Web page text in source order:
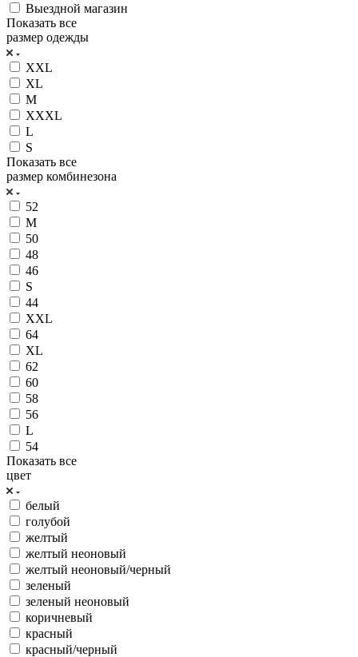
Выездной магазин
Показать все
размер одежды
XXL
XL
M
XXXL
L
S
Показать все
размер комбинезона
52
M
50
48
46
S
44
XXL
64
XL
62
60
58
56
L
54
Показать все
цвет
белый
голубой
желтый
желтый неоновый
желтый неоновый/черный
зеленый
зеленый неоновый
коричневый
красный
красный/черный